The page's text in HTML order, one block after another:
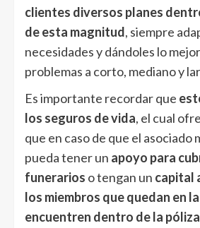
clientes diversos planes
de esta magnitud, siempre
necesidades y dándoles lo
problemas a corto, mediano y
Es importante recordar que
los seguros de vida, el cual
que en caso de que el asociado
pueda tener un apoyo para
funerarios o tengan un capital
los miembros que quedan en
encuentren dentro de la póliza